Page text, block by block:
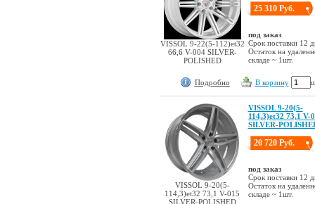
VISSOL 9-22(5-112)et32
66,6 V-004 SILVER-
POLISHED
25 310 Руб.
под заказ
Срок поставки 12
Остаток на
складе ~ 1шт.
Подробно В корзину
VISSOL 9-20(5-
114,3)et32 73,1 V-015
SILVER-POLISHED
VISSOL 9-20(5-
114,3)et32 73,1 V-
SILVER-
20 720 Руб.
под заказ
Срок поставки 12
Остаток на
складе ~ 1шт.